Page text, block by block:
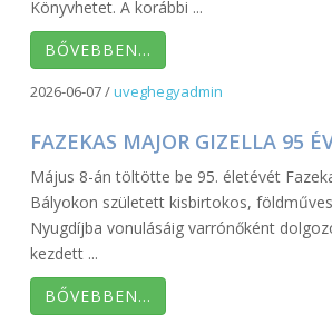
Könyvhetet. A korábbi ...
BŐVEBBEN…
2026-06-07/uveghegyadmin
FAZEKAS MAJOR GIZELLA 95
Május 8-án töltötte be 95. életévét
Bályokon született kisbirtokos,
Nyugdíjba vonulásáig varrónőként
kezdett ...
BŐVEBBEN…